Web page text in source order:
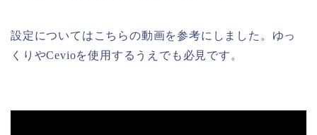
設定についてはこちらの動画を参考にしました。ゆっ
くりやCevioを使用するうえでも必見です。